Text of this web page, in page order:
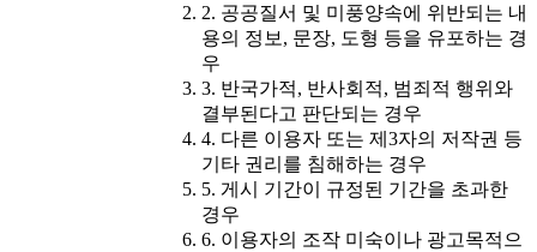
2. 공공질서 및 미풍양속에 위반되는 내
용의 정보, 문장, 도형 등을 유포하는 경
우
3. 반국가적, 반사회적, 범죄적 행위와
결부된다고 판단되는 경우
4. 다른 이용자 또는 제3자의 저작권 등
기타 권리를 침해하는 경우
5. 게시 기간이 규정된 기간을 초과한
경우
6. 이용자의 조작 미숙이나 광고목적으